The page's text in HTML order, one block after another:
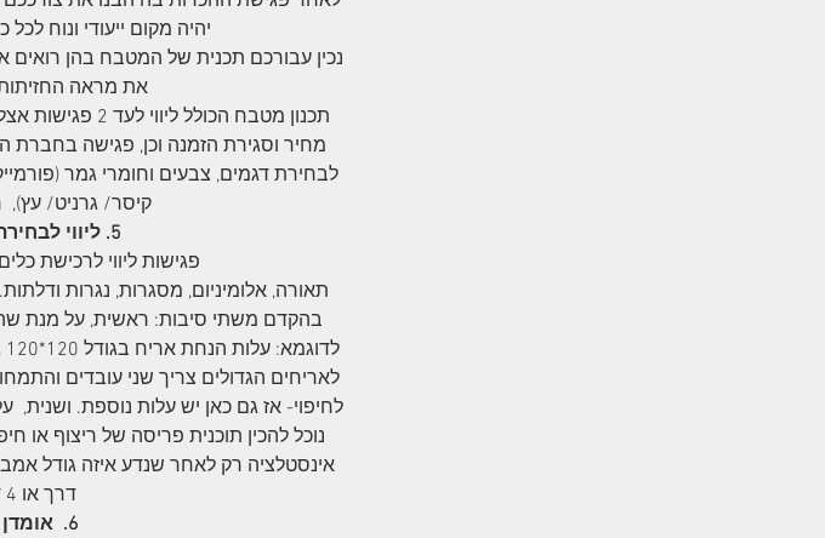
יהיה מקום ייעודי ונוח
נכין עבורכם תכנית של המטבח בהן רואים
את מראה החזיתות ( עד 2
תכנון מטבח
מחיר וסגירת הזמנה וכן, פגישה
לבחירת דגמים, צבעים וחומרי גמר
קיסר/ גרניט/ עץ),
5. ליווי לבחירת חומרי גמר
פגישות ליווי לרכישת
תאורה, אלומיניום, מסגרות, נגרות
בהקדם משתי סיבות: ראשית, על מנת
לאריחים הגדולים צריך שני עובדים
לחיפוי- אז גם כאן יש עלות נוספת. ושנית,
נוכל להכין תוכנית פריסה של ריצוף או
דרך או 4 דרך וכו
6. אומדן כמויות